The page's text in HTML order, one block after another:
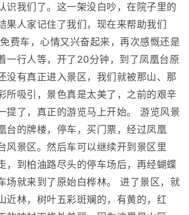
识我们了。这一架没白吵，在院子里的
果人家记住了我们，现在来帮助我们
费车，心情又兴奋起来，再次感慨还是
一行人等，开了20分钟，到了凤凰台原
没有真正进入景区，我们就被那山、那
所吸引，景色真是太美了，之前的艰辛
提了，真正的游览马上开始。 游览风景
台的牌楼，停车，买门票，经过凤凰
风景区。然后车可以继续开到景区里
，到柏油路尽头的停车场后，再经蝴蝶
场就来到了原始白桦林。 进了景区，就
近林，树叶五彩斑斓的，有黄的，红